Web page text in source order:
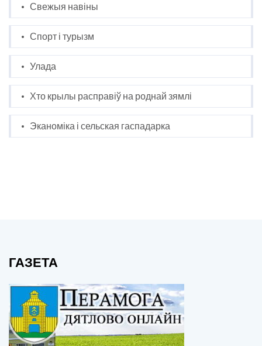
Свежыя навіны
Спорт і турызм
Улада
Хто крылы расправіў на роднай зямлі
Эканоміка і сельская гаспадарка
ГАЗЕТА